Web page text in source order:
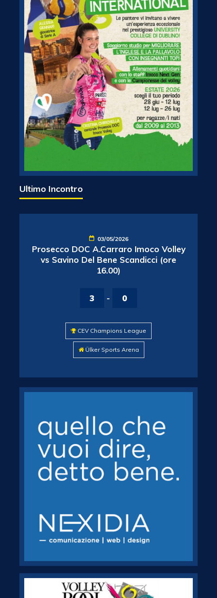
Ultimo Incontro
03/05/2026
Prosecco DOC A.Carraro Imoco Volley
vs Savino Del Bene Scandicci (ore
16.00)
3 - 0
CEV Champions League
Ülker Sports Arena